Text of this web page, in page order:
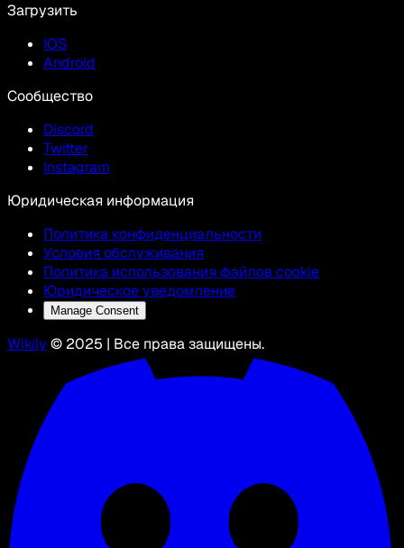
Загрузить
IOS
Android
Сообщество
Discord
Twitter
Instagram
Юридическая информация
Политика конфиденциальности
Условия обслуживания
Политика использования файлов cookie
Юридическое уведомление
Manage Consent
Wikily © 2025 | Все права защищены.